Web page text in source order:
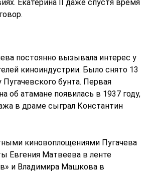
Екатерина II даже спустя время
постоянно вызывала интерес у
киноиндустрии. Было снято 13
бунта. Первая
об атамане появилась в 1937 году,
в драме сыграл Константин
киновоплощениями Пугачева
Евгения Матвеева в ленте
и Владимира Машкова в